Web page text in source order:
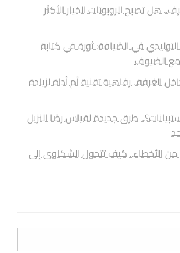
هل تصبح الروبوتات الخيار الأكثر
في الضيافة: ثورة في كتابة
الضيوف
الغرفة.. رفاهية تقنية أم أداة لزيادة
طرق جديدة لقياس رضا النزيل
من الأخطاء.. كيف تتحول الشكاوى إلى